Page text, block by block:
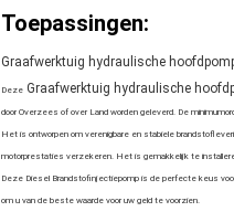
Toepassingen:
Graafwerktuig hydraulische
Deze Graafwerktuig hydraulische
door Overzees of over Land worden geleverd. De
Het is ontworpen om verenigbare en stabiele
motorprestaties verzekeren. Het is gemakkelijk te
Deze Diesel Brandstofinjectiepomp is de perfecte keus
om u van de beste waarde voor uw geld te voorzien.